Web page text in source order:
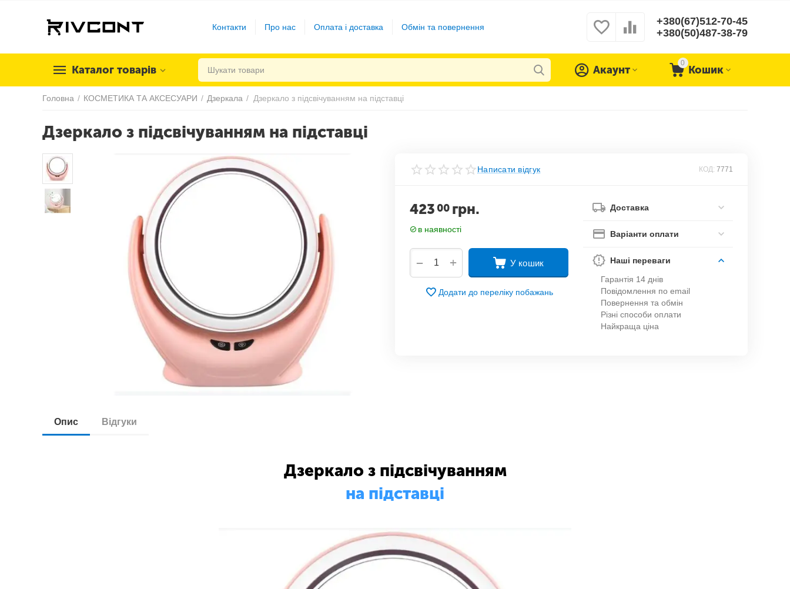
Контакти Про нас Оплата і доставка Обмін та повернення
+380(67)512-70-45
+380(50)487-38-79
Каталог товарів
0
Кошик
Акаунт
Головна / КОСМЕТИКА ТА АКСЕСУАРИ / Дзеркала / Дзеркало з підсвічуванням на підставці
Дзеркало з підсвічуванням на підставці
Написати відгук КОД: 7771
423 00 грн.
в наявності
+
− У кошик
Додати до переліку побажань
Доставка
Варіанти оплати
Наші переваги
Гарантія 14 днів
Повідомлення по email
Повернення та обмін
Різні способи оплати
Найкраща ціна
Опис Відгуки
Дзеркало з підсвічуванням
на підставці